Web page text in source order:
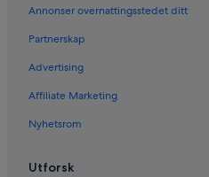
Annonser overnattingsstedet ditt
Partnerskap
Advertising
Affiliate Marketing
Nyhetsrom
Utforsk